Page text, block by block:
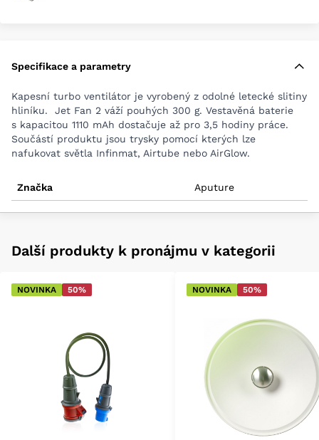
Specifikace a parametry
Kapesní turbo ventilátor je vyrobený z odolné letecké slitiny
hliníku. Jet Fan 2 váží pouhých 300 g. Vestavěná baterie
s kapacitou 1110 mAh dostačuje až pro 3,5 hodiny práce.
Součástí produktu jsou trysky pomocí kterých lze
nafukovat světla Infinmat, Airtube nebo AirGlow.
Značka Aputure
Další produkty k pronájmu v kategorii
NOVINKA 50% NOVINKA 50%